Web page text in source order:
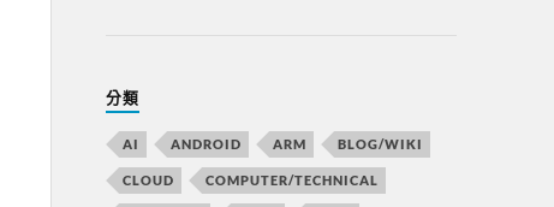
分類
AI ANDROID ARM BLOG/WIKI
CLOUD COMPUTER/TECHNICAL